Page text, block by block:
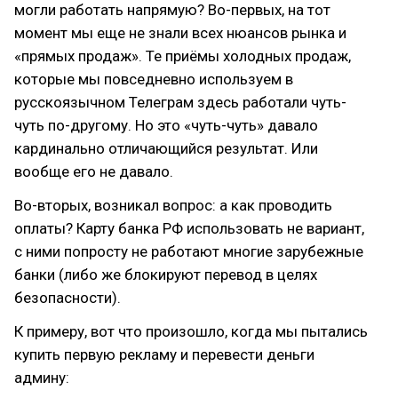
могли работать напрямую? Во-первых, на тот
момент мы еще не знали всех нюансов рынка и
«прямых продаж». Те приёмы холодных продаж,
которые мы повседневно используем в
русскоязычном Телеграм здесь работали чуть-
чуть по-другому. Но это «чуть-чуть» давало
кардинально отличающийся результат. Или
вообще его не давало.
Во-вторых, возникал вопрос: а как проводить
оплаты? Карту банка РФ использовать не вариант,
с ними попросту не работают многие зарубежные
банки (либо же блокируют перевод в целях
безопасности).
К примеру, вот что произошло, когда мы пытались
купить первую рекламу и перевести деньги
админу: